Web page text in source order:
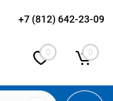
+7 (812) 642-23-09
0 0